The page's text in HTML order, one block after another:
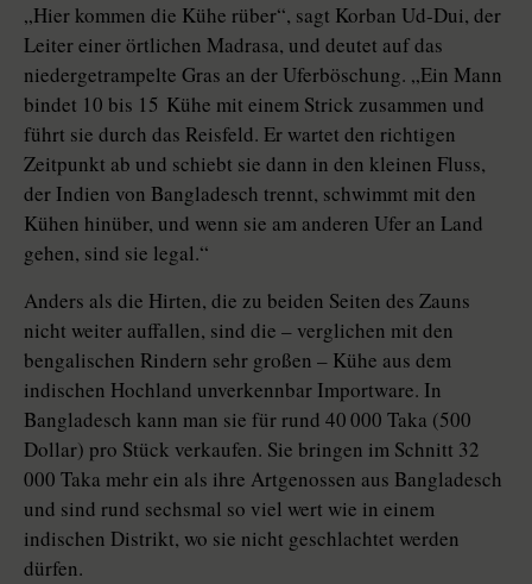
„Hier kommen die Kühe rüber“, sagt Korban Ud-Dui, der
Leiter einer örtlichen Madrasa, und deutet auf das
niedergetrampelte Gras an der Uferböschung. „Ein Mann
bindet 10 bis 15 Kühe mit einem Strick zusammen und
führt sie durch das Reisfeld. Er wartet den richtigen
Zeitpunkt ab und schiebt sie dann in den kleinen Fluss,
der Indien von Bangladesch trennt, schwimmt mit den
Kühen hinüber, und wenn sie am anderen Ufer an Land
gehen, sind sie legal.“
Anders als die Hirten, die zu beiden Seiten des Zauns
nicht weiter auffallen, sind die – verglichen mit den
bengalischen Rindern sehr großen – Kühe aus dem
indischen Hochland unverkennbar Importware. In
Bangladesch kann man sie für rund 40 000 Taka (500
Dollar) pro Stück verkaufen. Sie bringen im Schnitt 32
000 Taka mehr ein als ihre Artgenossen aus Bangladesch
und sind rund sechsmal so viel wert wie in einem
indischen Distrikt, wo sie nicht geschlachtet werden
dürfen.